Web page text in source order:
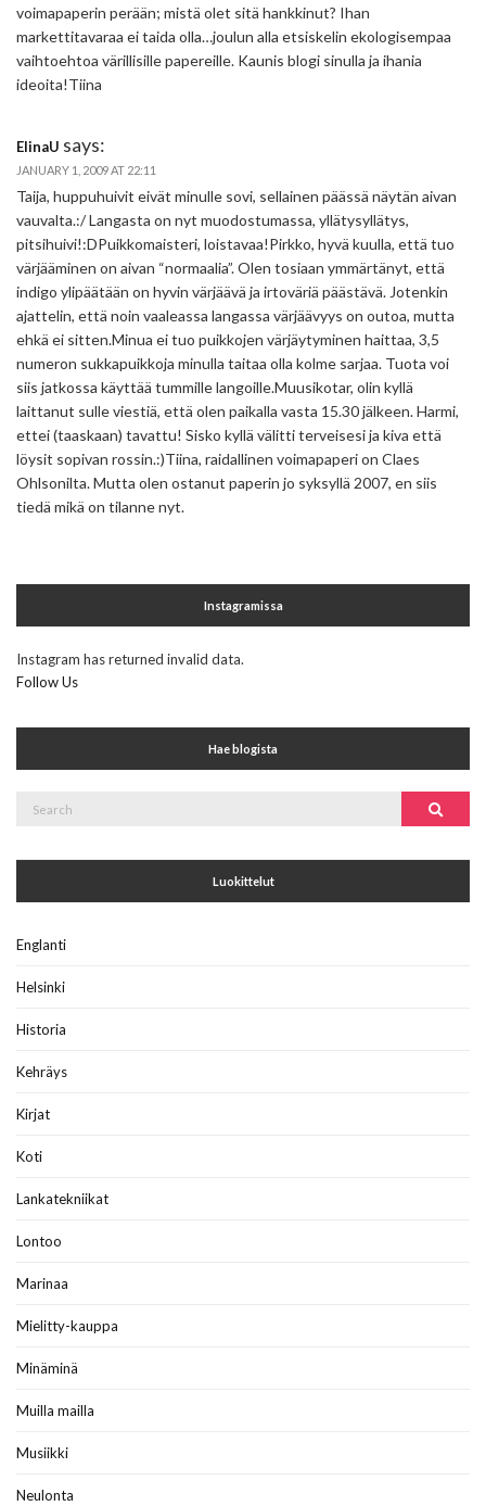
voimapaperin perään; mistä olet sitä hankkinut? Ihan
markettitavaraa ei taida olla…joulun alla etsiskelin ekologisempaa
vaihtoehtoa värillisille papereille. Kaunis blogi sinulla ja ihania
ideoita!Tiina
ElinaU says:
JANUARY 1, 2009 AT 22:11
Taija, huppuhuivit eivät minulle sovi, sellainen päässä näytän aivan
vauvalta.:/ Langasta on nyt muodostumassa, yllätysyllätys,
pitsihuivi!:DPuikkomaisteri, loistavaa!Pirkko, hyvä kuulla, että tuo
värjääminen on aivan “normaalia”. Olen tosiaan ymmärtänyt, että
indigo ylipäätään on hyvin värjäävä ja irtoväriä päästävä. Jotenkin
ajattelin, että noin vaaleassa langassa värjäävyys on outoa, mutta
ehkä ei sitten.Minua ei tuo puikkojen värjäytyminen haittaa, 3,5
numeron sukkapuikkoja minulla taitaa olla kolme sarjaa. Tuota voi
siis jatkossa käyttää tummille langoille.Muusikotar, olin kyllä
laittanut sulle viestiä, että olen paikalla vasta 15.30 jälkeen. Harmi,
ettei (taaskaan) tavattu! Sisko kyllä välitti terveisesi ja kiva että
löysit sopivan rossin.:)Tiina, raidallinen voimapaperi on Claes
Ohlsonilta. Mutta olen ostanut paperin jo syksyllä 2007, en siis
tiedä mikä on tilanne nyt.
Instagramissa
Instagram has returned invalid data.
Follow Us
Hae blogista
Search
Luokittelut
Englanti
Helsinki
Historia
Kehräys
Kirjat
Koti
Lankatekniikat
Lontoo
Marinaa
Mielitty-kauppa
Minäminä
Muilla mailla
Musiikki
Neulonta